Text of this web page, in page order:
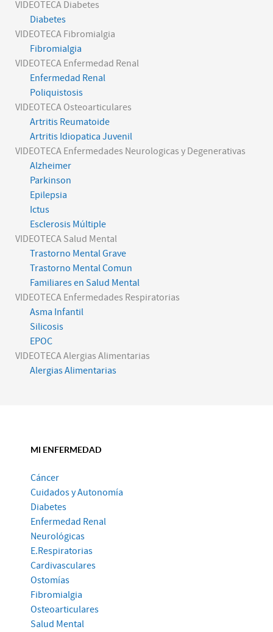
VIDEOTECA Diabetes
Diabetes
VIDEOTECA Fibromialgia
Fibromialgia
VIDEOTECA Enfermedad Renal
Enfermedad Renal
Poliquistosis
VIDEOTECA Osteoarticulares
Artritis Reumatoide
Artritis Idiopatica Juvenil
VIDEOTECA Enfermedades Neurologicas y Degenerativas
Alzheimer
Parkinson
Epilepsia
Ictus
Esclerosis Múltiple
VIDEOTECA Salud Mental
Trastorno Mental Grave
Trastorno Mental Comun
Familiares en Salud Mental
VIDEOTECA Enfermedades Respiratorias
Asma Infantil
Silicosis
EPOC
VIDEOTECA Alergias Alimentarias
Alergias Alimentarias
MI ENFERMEDAD
Cáncer
Cuidados y Autonomía
Diabetes
Enfermedad Renal
Neurológicas
E.Respiratorias
Cardivasculares
Ostomías
Fibromialgia
Osteoarticulares
Salud Mental